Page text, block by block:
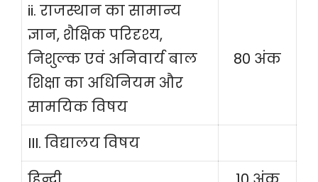
ii. राजस्थान का सामान्य
ज्ञान, शैक्षिक परिदृश्य,
निशुल्क एवं अनिवार्य बाल
शिक्षा का अधिनियम और
सामयिक विषय
80 अंक
III. विद्यालय विषय